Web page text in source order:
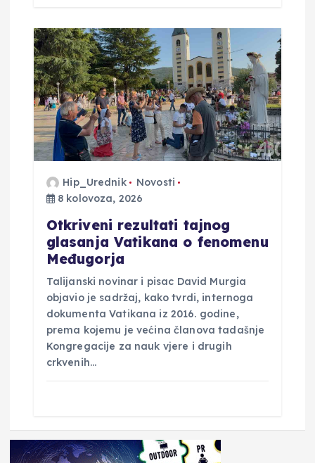
Hip_Urednik
Novosti
8 kolovoza, 2026
Otkriveni rezultati tajnog
glasanja Vatikana o fenomenu
Međugorja
Talijanski novinar i pisac David Murgia
objavio je sadržaj, kako tvrdi, internoga
dokumenta Vatikana iz 2016. godine,
prema kojemu je većina članova tadašnje
Kongregacije za nauk vjere i drugih
crkvenih…